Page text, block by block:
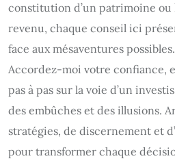
constitution d’un patrimoine ou
revenu, chaque conseil ici
face aux mésaventures possibles.
Accordez-moi votre confiance,
pas à pas sur la voie d’un
des embûches et des illusions.
stratégies, de discernement et
pour transformer chaque